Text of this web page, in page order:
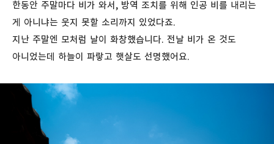
한동안 주말마다 비가 와서, 방역 조치를 위해 인공 비를 내리는
게 아니냐는 웃지 못할 소리까지 있었다죠.
지난 주말엔 모처럼 날이 화창했습니다. 전날 비가 온 것도
아니었는데 하늘이 파랗고 햇살도 선명했어요.